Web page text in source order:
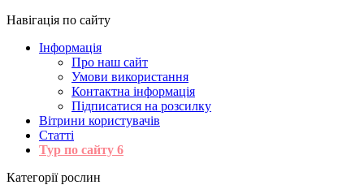
Навігація по сайту
Інформація
Про наш сайт
Умови використання
Контактна інформація
Підписатися на розсилку
Вітрини користувачів
Статті
Тур по сайту 6
Категорії рослин